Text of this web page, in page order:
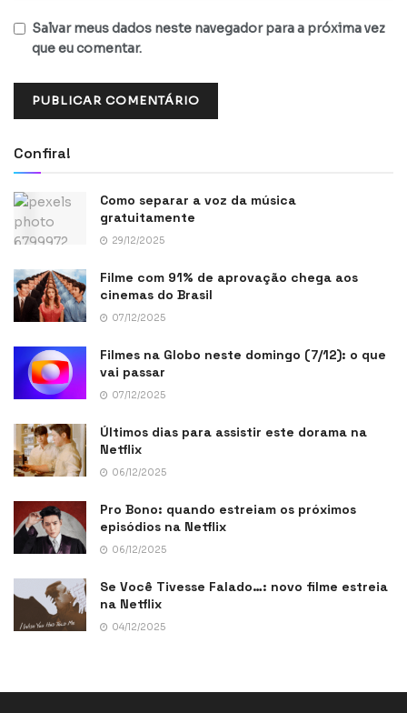
Salvar meus dados neste navegador para a próxima vez
que eu comentar.
Confira!
Como separar a voz da música
gratuitamente
29/12/2025
Filme com 91% de aprovação chega aos
cinemas do Brasil
07/12/2025
Filmes na Globo neste domingo (7/12): o que
vai passar
07/12/2025
Últimos dias para assistir este dorama na
Netflix
06/12/2025
Pro Bono: quando estreiam os próximos
episódios na Netflix
06/12/2025
Se Você Tivesse Falado…: novo filme estreia
na Netflix
04/12/2025